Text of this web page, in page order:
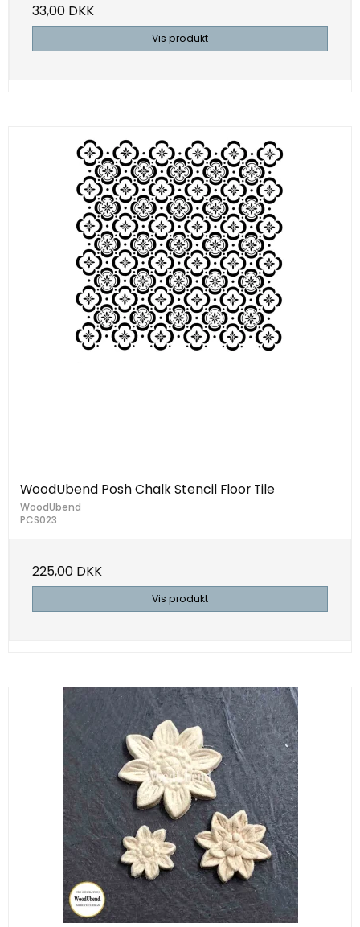
33,00 DKK
Vis produkt
WoodUbend Posh Chalk Stencil Floor Tile
WoodUbend
PCS023
225,00 DKK
Vis produkt